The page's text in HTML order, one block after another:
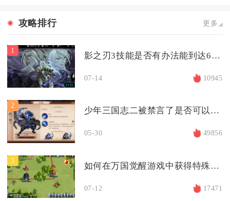
攻略排行 更多
1
影之刃3技能是否有办法能到达6秒冷却时间
07-14 10945
2
少年三国志二被禁言了是否可以找客服解决
05-30 49856
3
如何在万国觉醒游戏中获得特殊主城
07-12 17471